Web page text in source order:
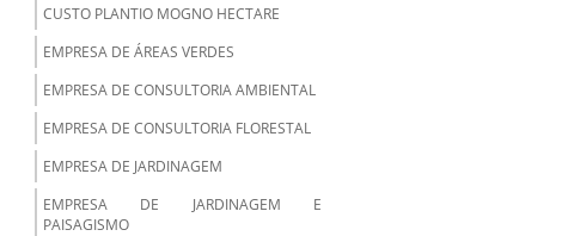
CUSTO PLANTIO MOGNO HECTARE
EMPRESA DE ÁREAS VERDES
EMPRESA DE CONSULTORIA AMBIENTAL
EMPRESA DE CONSULTORIA FLORESTAL
EMPRESA DE JARDINAGEM
EMPRESA DE JARDINAGEM E
PAISAGISMO